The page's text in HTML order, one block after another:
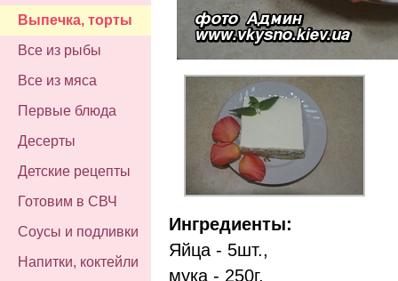
Выпечка, торты
Все из рыбы
Все из мяса
Первые блюда
Десерты
Детские рецепты
Готовим в СВЧ
Соусы и подливки
Напитки, коктейли
Ингредиенты:
Яйца - 5шт.,
мука - 250г,